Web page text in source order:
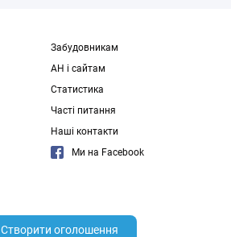
Забудовникам
АН і сайтам
Статистика
Часті питання
Наші контакти
Ми на Facebook
Створити оголошення